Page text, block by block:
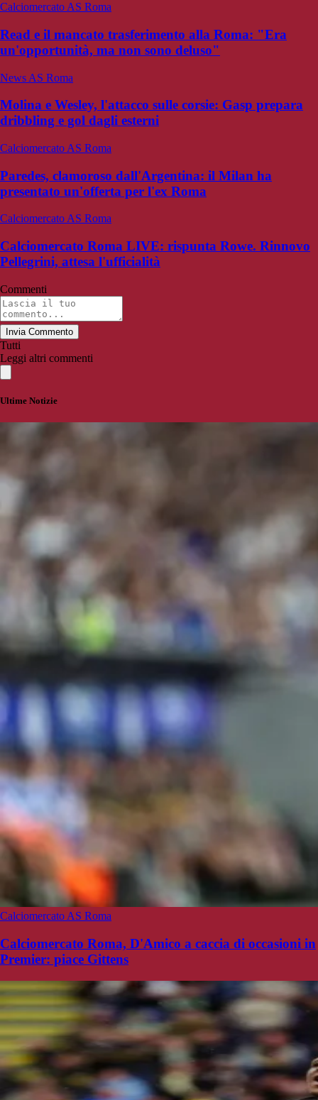
Calciomercato AS Roma
Read e il mancato trasferimento alla Roma: "Era
un'opportunità, ma non sono deluso"
News AS Roma
Molina e Wesley, l'attacco sulle corsie: Gasp prepara
dribbling e gol dagli esterni
Calciomercato AS Roma
Paredes, clamoroso dall'Argentina: il Milan ha
presentato un'offerta per l'ex Roma
Calciomercato AS Roma
Calciomercato Roma LIVE: rispunta Rowe. Rinnovo
Pellegrini, attesa l'ufficialità
Commenti
Invia Commento
Tutti
Leggi altri commenti
Ultime Notizie
Calciomercato AS Roma
Calciomercato Roma, D'Amico a caccia di occasioni in
Premier: piace Gittens